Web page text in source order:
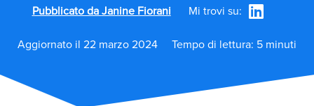
Pubblicato da Janine Fiorani Mi trovi su:
Aggiornato il 22 marzo 2024 Tempo di lettura: 5 minuti